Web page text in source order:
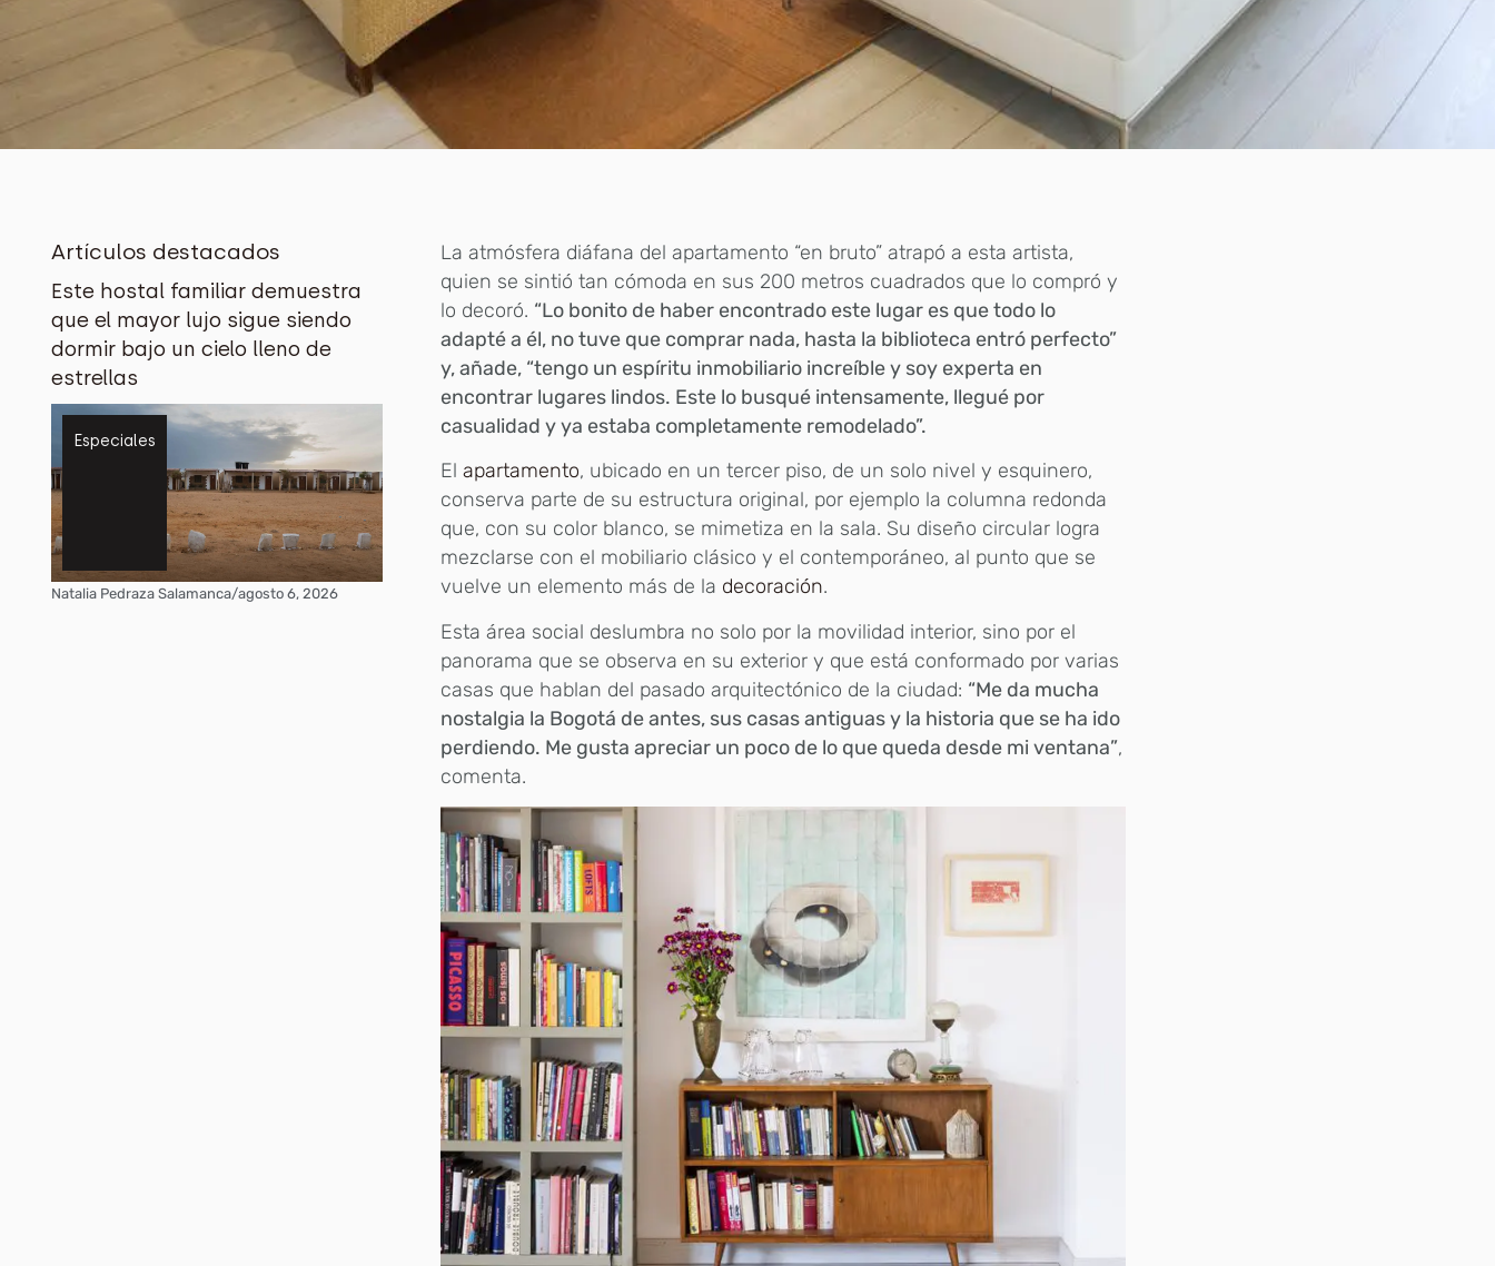
Artículos destacados
Este hostal familiar demuestra
que el mayor lujo sigue siendo
dormir bajo un cielo lleno de
estrellas
Especiales
Natalia Pedraza Salamanca/agosto 6, 2026
La atmósfera diáfana del apartamento “en bruto” atrapó a esta artista,
quien se sintió tan cómoda en sus 200 metros cuadrados que lo compró y
lo decoró. “Lo bonito de haber encontrado este lugar es que todo lo
adapté a él, no tuve que comprar nada, hasta la biblioteca entró perfecto”
y, añade, “tengo un espíritu inmobiliario increíble y soy experta en
encontrar lugares lindos. Este lo busqué intensamente, llegué por
casualidad y ya estaba completamente remodelado”.
Elapartamento, ubicado en un tercer piso, de un solo nivel y esquinero,
conserva parte de su estructura original, por ejemplo la columna redonda
que, con su color blanco, se mimetiza en la sala. Su diseño circular logra
mezclarse con el mobiliario clásico y el contemporáneo, al punto que se
vuelve un elemento más de la decoración.
Esta área social deslumbra no solo por la movilidad interior, sino por el
panorama que se observa en su exterior y que está conformado por varias
casas que hablan del pasado arquitectónico de la ciudad: “Me da mucha
nostalgia la Bogotá de antes, sus casas antiguas y la historia que se ha ido
perdiendo. Me gusta apreciar un poco de lo que queda desde mi ventana”,
comenta.